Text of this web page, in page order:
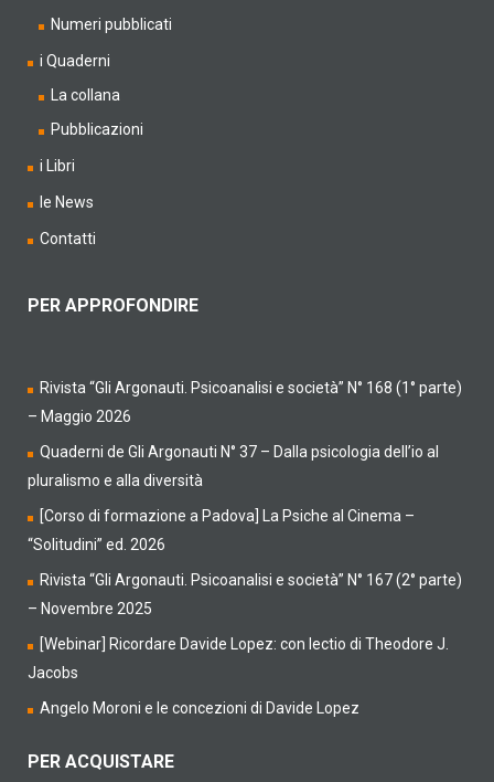
Numeri pubblicati
i Quaderni
La collana
Pubblicazioni
i Libri
le News
Contatti
PER APPROFONDIRE
Rivista “Gli Argonauti. Psicoanalisi e società” N° 168 (1° parte)
– Maggio 2026
Quaderni de Gli Argonauti N° 37 – Dalla psicologia dell’io al
pluralismo e alla diversità
[Corso di formazione a Padova] La Psiche al Cinema –
“Solitudini” ed. 2026
Rivista “Gli Argonauti. Psicoanalisi e società” N° 167 (2° parte)
– Novembre 2025
[Webinar] Ricordare Davide Lopez: con lectio di Theodore J.
Jacobs
Angelo Moroni e le concezioni di Davide Lopez
PER ACQUISTARE